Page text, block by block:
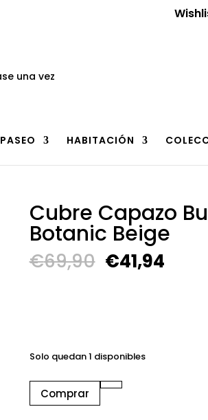
PASEO HABITACIÓN
Cubre Capazo
Botanic Beige
€69,90 El
precio
€41,94El
Solo quedan 1 disponibles
Cubre
Capazo
Comprar